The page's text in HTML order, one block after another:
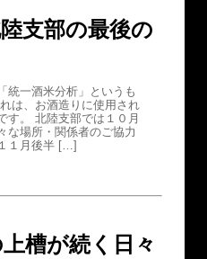
支部の最後の
統一酒米分析」というも
は、お酒造りに使用され
す。 北陸支部では１０月
な場所・関係者のご協力
１月後半 […]
槽が続く日々